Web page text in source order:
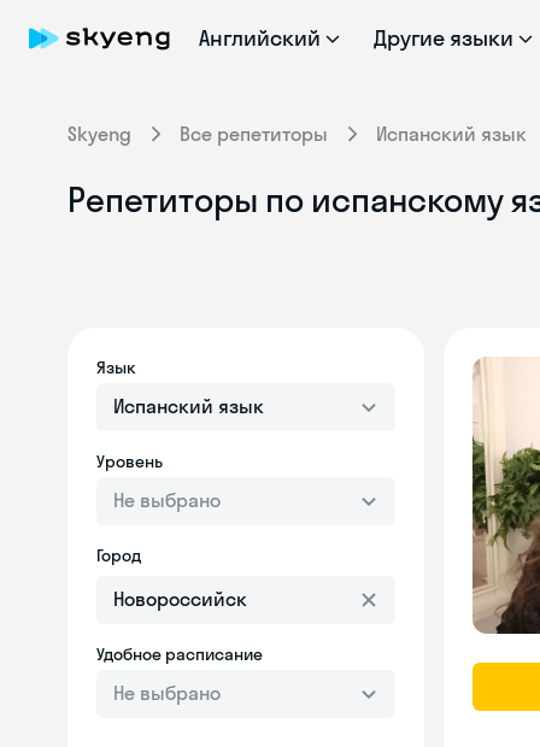
Английский Другие языки
Skyeng Все репетиторы Испанский язык
Репетиторы по испанскому
Язык
Испанский язык
Уровень
Не выбрано
Город
Удобное расписание
Не выбрано